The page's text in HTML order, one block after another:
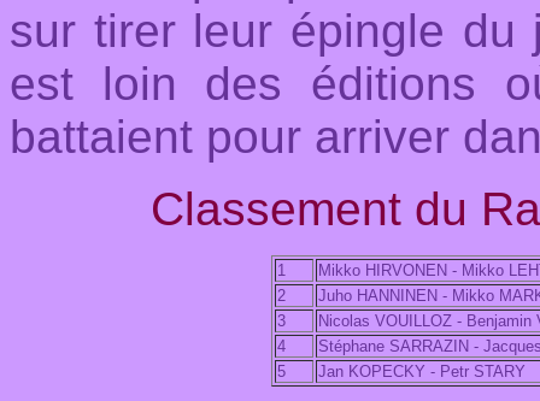
sur tirer leur épingle
est loin des éditions
battaient pour arriver
Classement du
1
Mikko HIRVONEN - Mikko
2
Juho HANNINEN - Mikko
3
Nicolas VOUILLOZ - Benjamin
4
Stéphane SARRAZIN -
5
Jan KOPECKY - Petr STARY